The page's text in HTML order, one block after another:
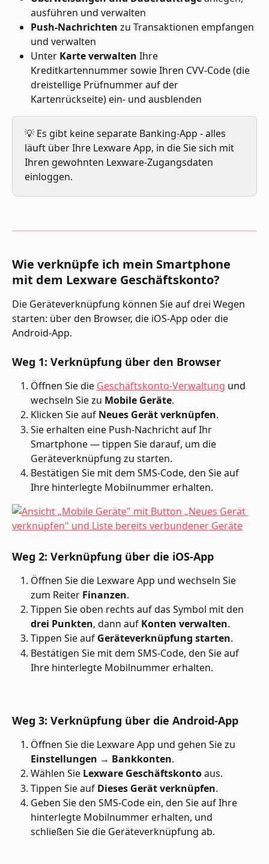
ausführen und verwalten
Push-Nachrichten zu Transaktionen empfangen
und verwalten
Unter Karte verwalten Ihre
Kreditkartennummer sowie Ihren CVV-Code (die
dreistellige Prüfnummer auf der
Kartenrückseite) ein- und ausblenden
💡 Es gibt keine separate Banking-App - alles
läuft über Ihre Lexware App, in die Sie sich mit
Ihren gewohnten Lexware-Zugangsdaten
einloggen.
Wie verknüpfe ich mein Smartphone
mit dem Lexware Geschäftskonto?
Die Geräteverknüpfung können Sie auf drei Wegen
starten: über den Browser, die iOS-App oder die
Android-App.
Weg 1: Verknüpfung über den Browser
Öffnen Sie die Geschäftskonto-Verwaltung und
wechseln Sie zu Mobile Geräte.
Klicken Sie auf Neues Gerät verknüpfen.
Sie erhalten eine Push-Nachricht auf Ihr
Smartphone — tippen Sie darauf, um die
Geräteverknüpfung zu starten.
Bestätigen Sie mit dem SMS-Code, den Sie auf
Ihre hinterlegte Mobilnummer erhalten.
Weg 2: Verknüpfung über die iOS-App
Öffnen Sie die Lexware App und wechseln Sie
zum Reiter Finanzen.
Tippen Sie oben rechts auf das Symbol mit den
drei Punkten, dann auf Konten verwalten.
Tippen Sie auf Geräteverknüpfung starten.
Bestätigen Sie mit dem SMS-Code, den Sie auf
Ihre hinterlegte Mobilnummer erhalten.
Weg 3: Verknüpfung über die Android-App
Öffnen Sie die Lexware App und gehen Sie zu
Einstellungen → Bankkonten.
Wählen Sie Lexware Geschäftskonto aus.
Tippen Sie auf Dieses Gerät verknüpfen.
Geben Sie den SMS-Code ein, den Sie auf Ihre
hinterlegte Mobilnummer erhalten, und
schließen Sie die Geräteverknüpfung ab.